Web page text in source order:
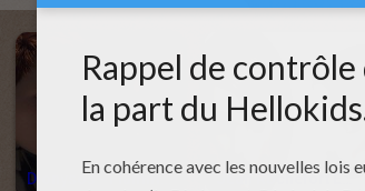
Dionysos - Flamme À Lunettes (Jack Et La Mécanique Du Coeur) Jean Rochefort Est Georges Méliès